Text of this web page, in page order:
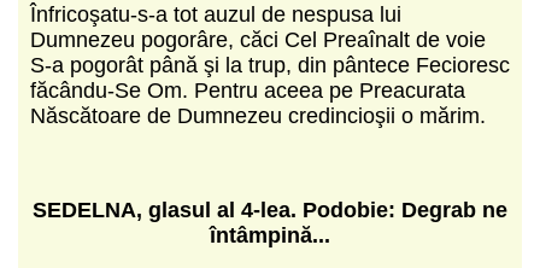
Înfricoşatu-s-a tot auzul de nespusa lui
Dumnezeu pogorâre, căci Cel Preaînalt de voie
S-a pogorât până şi la trup, din pântece Fecioresc
făcându-Se Om. Pentru aceea pe Preacurata
Născătoare de Dumnezeu credincioşii o mărim.
SEDELNA, glasul al 4-lea. Podobie: Degrab ne
întâmpină...